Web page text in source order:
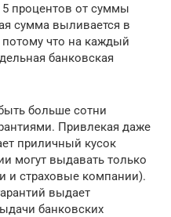
5 процентов от суммы
сумма выливается в
что на каждый
банковская
больше сотни
Привлекая даже
приличный кусок
могут выдавать только
и страховые компании).
выдает
банковских